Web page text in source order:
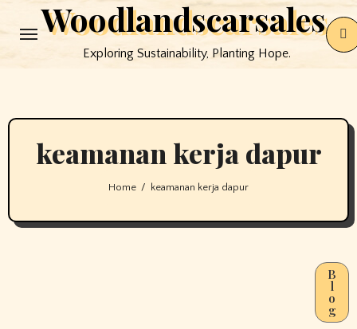
to
Woodlandscarsales
Exploring Sustainability, Planting Hope.
keamanan kerja dapur
Home keamanan kerja dapur
B
l
o
g